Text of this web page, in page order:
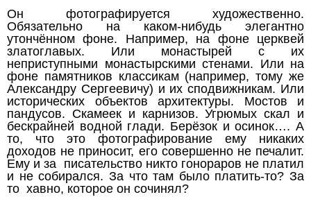
Он фотографируется художественно.
Обязательно на каком-нибудь элегантно
утончённом фоне. Например, на фоне церквей
златоглавых. Или монастырей с их
неприступными монастырскими стенами. Или на
фоне памятников классикам (например, тому же
Александру Сергеевичу) и их сподвижникам. Или
исторических объектов архитектуры. Мостов и
пандусов. Скамеек и карнизов. Угрюмых скал и
бескрайней водной глади. Берёзок и осинок…. А
то, что это фотографирование ему никаких
доходов не приносит, его совершенно не печалит.
Ему и за писательство никто гонораров не платил
и не собирался. За что там было платить-то? За
то хавно, которое он сочинял?